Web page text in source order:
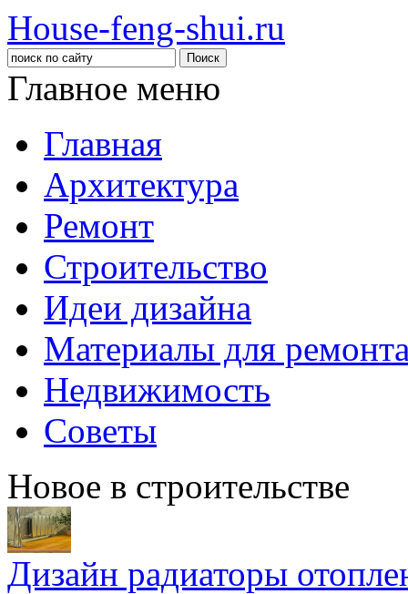
House-feng-shui.ru
Главное меню
Главная
Архитектура
Ремонт
Строительство
Идеи дизайна
Материалы для
Недвижимость
Советы
Новое в строительстве
Дизайн радиаторы